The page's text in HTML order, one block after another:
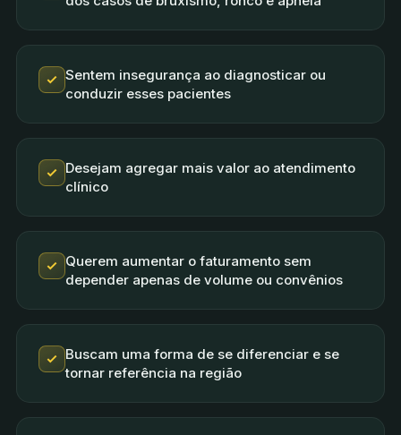
Sentem insegurança ao diagnosticar ou
conduzir esses pacientes
Desejam agregar mais valor ao atendimento
clínico
Querem aumentar o faturamento sem
depender apenas de volume ou convênios
Buscam uma forma de se diferenciar e se
tornar referência na região